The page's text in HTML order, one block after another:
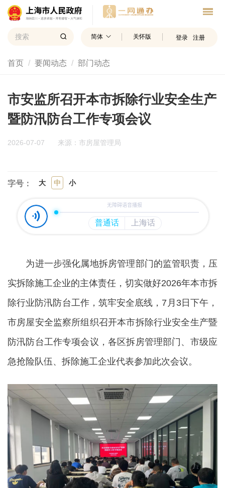
简体 关怀版 登录 注册
首页 要闻动态 部门动态
市安监所召开本市拆除行业安全生产
暨防汛防台工作专项会议
2026-07-07 来源：市房屋管理局
字号： 大 中 小
为进一步强化属地拆房管理部门的监管职责，压
实拆除施工企业的主体责任，切实做好2026年本市拆
除行业防汛防台工作，筑牢安全底线，7月3日下午，
市房屋安全监察所组织召开本市拆除行业安全生产暨
防汛防台工作专项会议，各区拆房管理部门、市级应
急抢险队伍、拆除施工企业代表参加此次会议。